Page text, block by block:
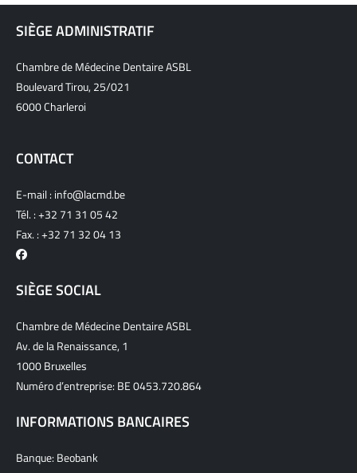
SIÈGE ADMINISTRATIF
Chambre de Médecine Dentaire ASBL
Boulevard Tirou, 25/021
6000 Charleroi
CONTACT
E-mail : info@lacmd.be
Tél. :+32 71 31 05 42
Fax. : +32 71 32 04 13
SIÈGE SOCIAL
Chambre de Médecine Dentaire ASBL
Av. de la Renaissance, 1
1000 Bruxelles
Numéro d’entreprise: BE 0453.720.864
INFORMATIONS BANCAIRES
Banque: Beobank